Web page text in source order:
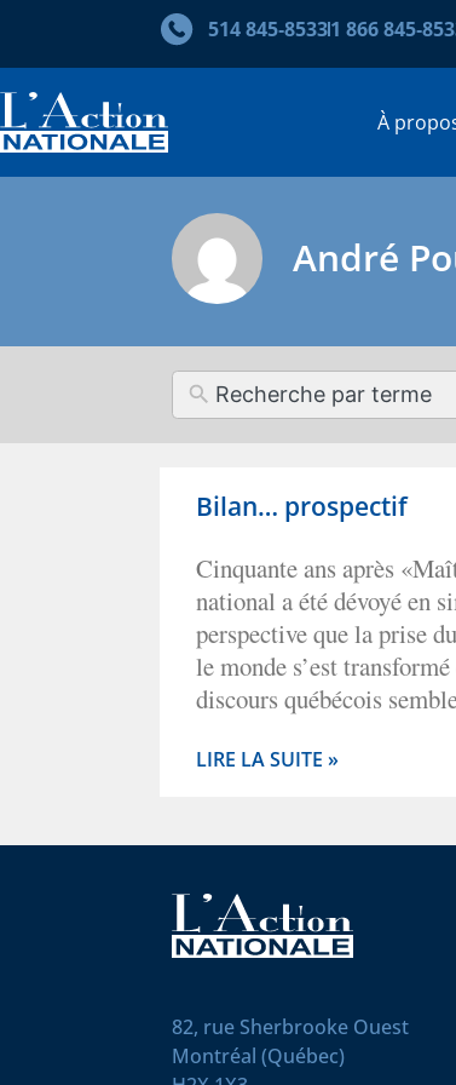
514 845‑85331 866
À
André
Bilan… prospectif
Cinquante ans après
national a été dévoyé en
perspective que la prise
le monde s’est
discours québécois
LIRE LA SUITE »
82, rue Sherbrooke Ouest
Montréal (Québec)